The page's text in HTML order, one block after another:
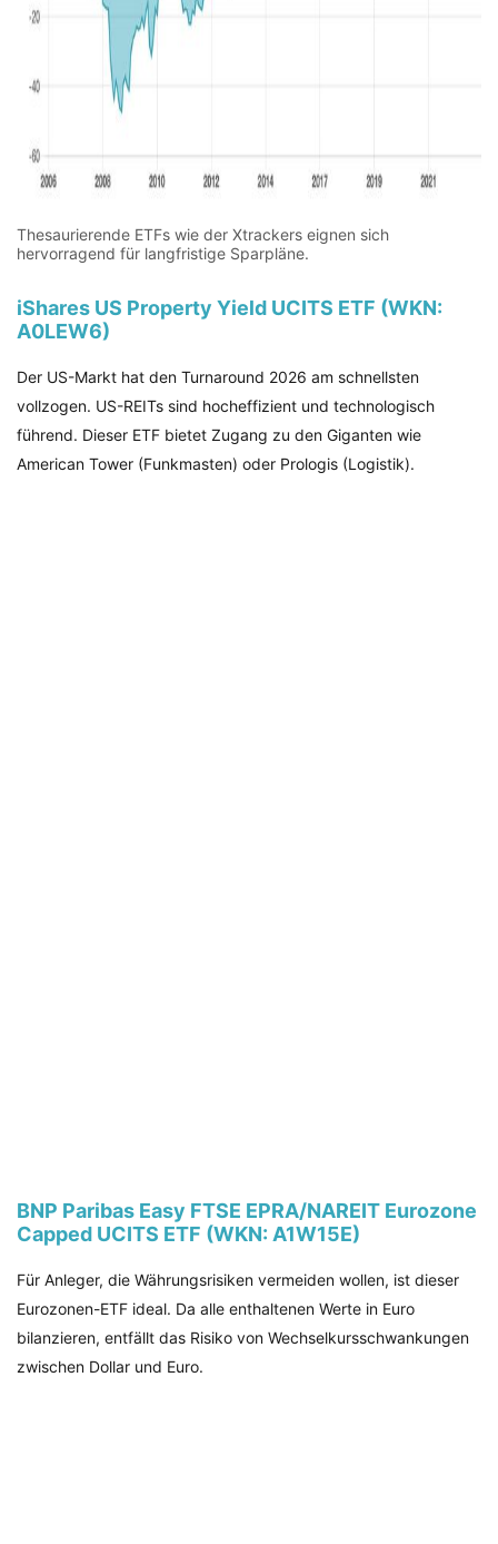
Thesaurierende ETFs wie der Xtrackers eignen sich
hervorragend für langfristige Sparpläne.
iShares US Property Yield UCITS ETF (WKN:
A0LEW6)
Der US-Markt hat den Turnaround 2026 am schnellsten
vollzogen. US-REITs sind hocheffizient und technologisch
führend. Dieser ETF bietet Zugang zu den Giganten wie
American Tower (Funkmasten) oder Prologis (Logistik).
BNP Paribas Easy FTSE EPRA/NAREIT Eurozone
Capped UCITS ETF (WKN: A1W15E)
Für Anleger, die Währungsrisiken vermeiden wollen, ist dieser
Eurozonen-ETF ideal. Da alle enthaltenen Werte in Euro
bilanzieren, entfällt das Risiko von Wechselkursschwankungen
zwischen Dollar und Euro.